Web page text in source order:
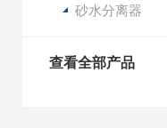
砂水分离器
查看全部产品